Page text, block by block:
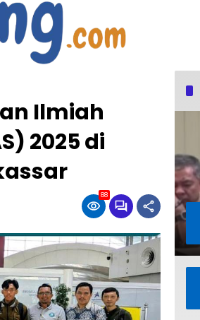
Ilmiah
2025 di
88